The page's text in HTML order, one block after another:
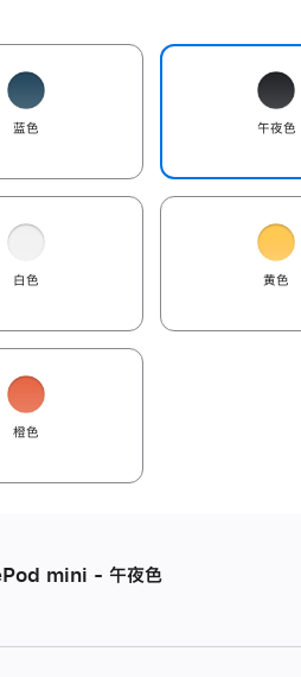
蓝色 午夜色
白色 黄色
橙色
mini - 午夜色